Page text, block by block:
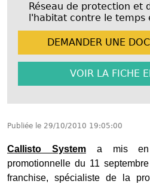
Réseau de protection et
l'habitat contre le temps
DEMANDER UNE
VOIR LA FICHE
Publiée le 29/10/2010 19:05:00
Callisto Systema mis en
promotionnelle du 11
franchise, spécialiste de la